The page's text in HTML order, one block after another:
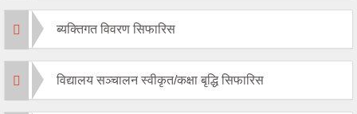
ब्यक्तिगत विवरण सिफारिस
विद्यालय सञ्चालन स्वीकृत/कक्षा बृद्धि सिफारिस